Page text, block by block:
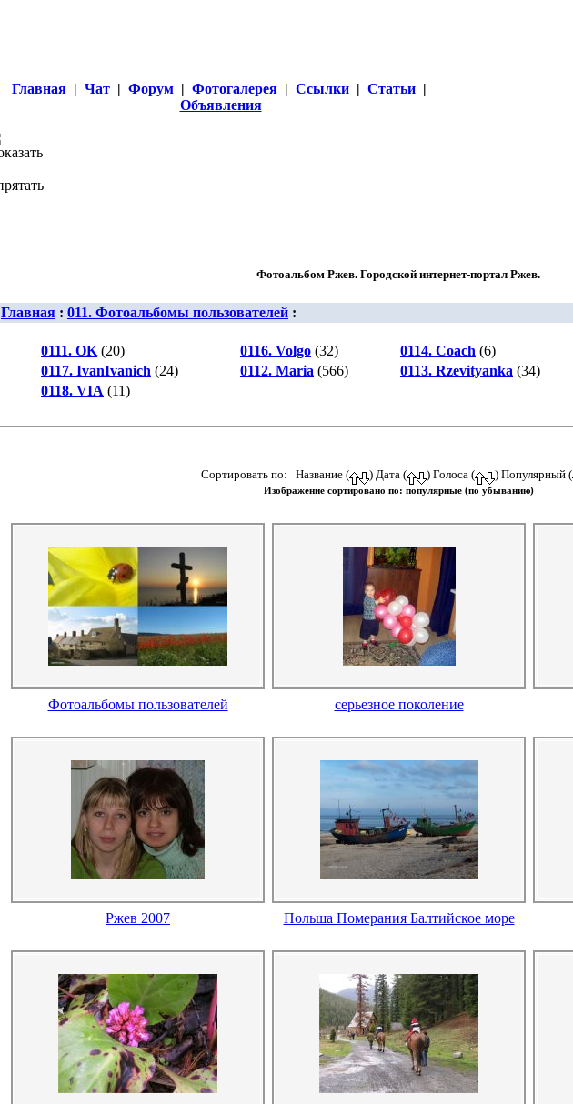
Главная | Чат | Форум | Фотогалерея | Ссылки | Статьи |
Объявления
Фотоальбом Ржев. Городской интернет-портал Ржев.
Главная : 011. Фотоальбомы пользователей :
0111. OK (20) 0116. Volgo (32) 0114. Coach (6)
0117. IvanIvanich (24) 0112. Maria (566) 0113. Rzevityanka (34)
0118. VIA (11)
Сортировать по: Название ( ) Дата ( ) Голоса ( ) Популярный (
Изображение сортировано по: популярные (по убыванию)
Фотоальбомы пользователей серьезное поколение
Ржев 2007 Польша Померания Балтийское море